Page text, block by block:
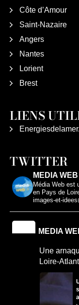
Côte d’Amour
Saint-Nazaire
Angers
Nantes
Lorient
Brest
LIENS
TWITTER
MEDIA WEB
Média Web est
en Pays de
images-et-
MEDIA
Une
Loire-